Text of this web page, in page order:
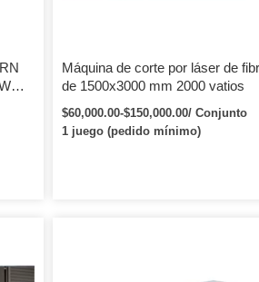
Máquina de corte por láser de
de 1500x3000 mm 2000 vatios
$60,000.00-$150,000.00/ Conjunto
1 juego (pedido mínimo)